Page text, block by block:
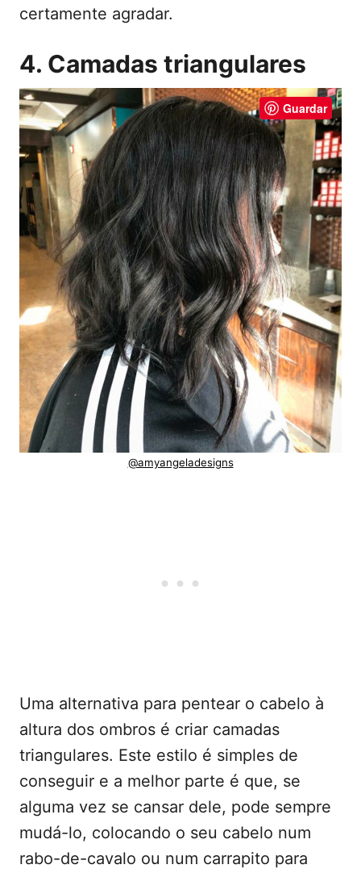
certamente agradar.
4. Camadas triangulares
Guardar
@amyangeladesigns
Uma alternativa para pentear o cabelo à
altura dos ombros é criar camadas
triangulares. Este estilo é simples de
conseguir e a melhor parte é que, se
alguma vez se cansar dele, pode sempre
mudá-lo, colocando o seu cabelo num
rabo-de-cavalo ou num carrapito para